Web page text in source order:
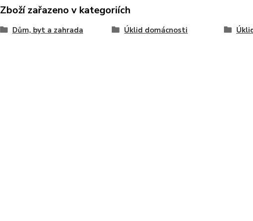
Zboží zařazeno v kategoriích
Dům, byt a zahrada Úklid domácnosti